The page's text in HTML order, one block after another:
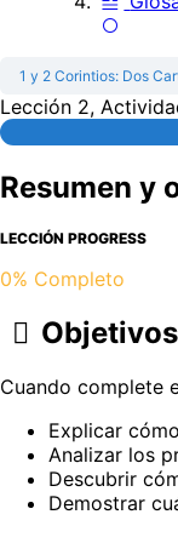
1 y 2 Corintios: Dos
Lección 2,
Resumen y
LECCIÓN PROGRESS
0% Completo
Cuando complete
Explicar
Analizar los
Descubrir
Demostrar